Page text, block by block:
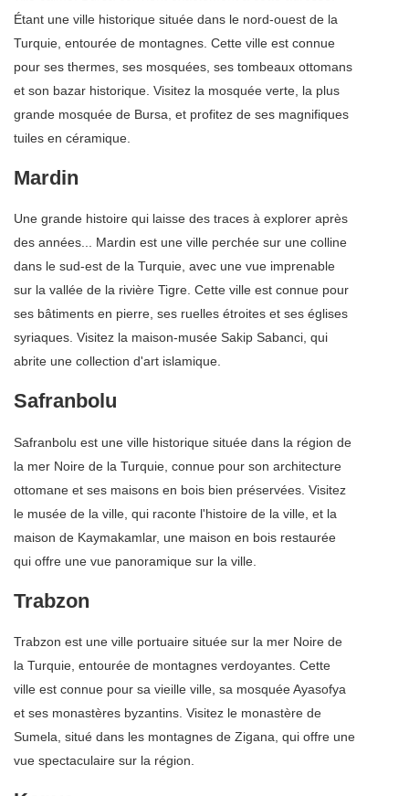
Étant une ville historique située dans le nord-ouest de la
Turquie, entourée de montagnes. Cette ville est connue
pour ses thermes, ses mosquées, ses tombeaux ottomans
et son bazar historique. Visitez la mosquée verte, la plus
grande mosquée de Bursa, et profitez de ses magnifiques
tuiles en céramique.
Mardin
Une grande histoire qui laisse des traces à explorer après
des années... Mardin est une ville perchée sur une colline
dans le sud-est de la Turquie, avec une vue imprenable
sur la vallée de la rivière Tigre. Cette ville est connue pour
ses bâtiments en pierre, ses ruelles étroites et ses églises
syriaques. Visitez la maison-musée Sakip Sabanci, qui
abrite une collection d'art islamique.
Safranbolu
Safranbolu est une ville historique située dans la région de
la mer Noire de la Turquie, connue pour son architecture
ottomane et ses maisons en bois bien préservées. Visitez
le musée de la ville, qui raconte l'histoire de la ville, et la
maison de Kaymakamlar, une maison en bois restaurée
qui offre une vue panoramique sur la ville.
Trabzon
Trabzon est une ville portuaire située sur la mer Noire de
la Turquie, entourée de montagnes verdoyantes. Cette
ville est connue pour sa vieille ville, sa mosquée Ayasofya
et ses monastères byzantins. Visitez le monastère de
Sumela, situé dans les montagnes de Zigana, qui offre une
vue spectaculaire sur la région.